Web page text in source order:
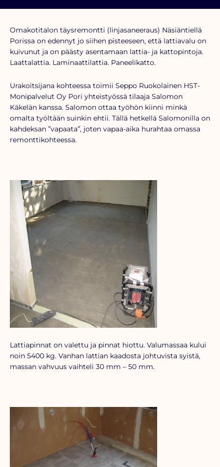
Omakotitalon täysremontti (linjasaneeraus) Näsiäntiellä
Porissa on edennyt jo siihen pisteeseen, että lattiavalu on
kuivunut ja on päästy asentamaan lattia- ja kattopintoja.
Laattalattia. Laminaattilattia. Paneelikatto.
Urakoitsijana kohteessa toimii Seppo Ruokolainen HST-
Monipalvelut Oy Pori yhteistyössä tilaaja Salomon
Käkelän kanssa. Salomon ottaa työhön kiinni minkä
omalta työltään suinkin ehtii. Tällä hetkellä Salomonilla on
kahdeksan ”vapaata”, joten vapaa-aika hurahtaa omassa
remonttikohteessa.
Lattiapinnat on valettu ja pinnat hiottu. Valumassaa kului
noin 5400 kg. Vanhan lattian kaadosta johtuvista syistä,
massan vahvuus vaihteli 30 mm – 50 mm.